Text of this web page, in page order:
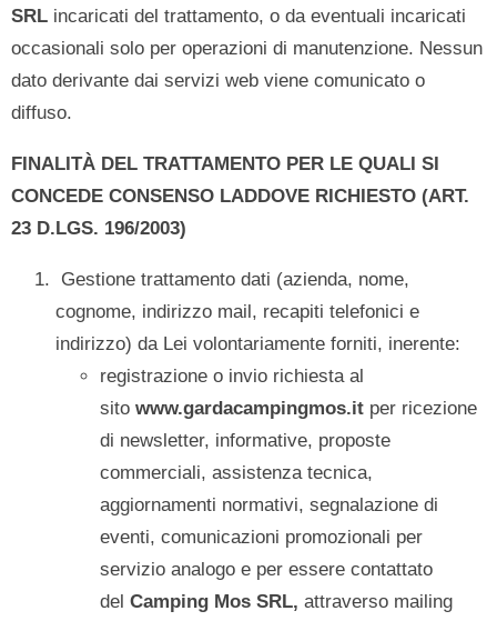
SRL incaricati del trattamento, o da eventuali incaricati
occasionali solo per operazioni di manutenzione. Nessun
dato derivante dai servizi web viene comunicato o
diffuso.
FINALITÀ DEL TRATTAMENTO PER LE QUALI SI
CONCEDE CONSENSO LADDOVE RICHIESTO (ART.
23 D.LGS. 196/2003)
Gestione trattamento dati (azienda, nome,
cognome, indirizzo mail, recapiti telefonici e
indirizzo) da Lei volontariamente forniti, inerente:
registrazione o invio richiesta al
sito www.gardacampingmos.it per ricezione
di newsletter, informative, proposte
commerciali, assistenza tecnica,
aggiornamenti normativi, segnalazione di
eventi, comunicazioni promozionali per
servizio analogo e per essere contattato
del Camping Mos SRL, attraverso mailing